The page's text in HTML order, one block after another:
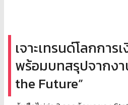
เจาะเทรนด์โลกการ
พร้อมบทสรุปจากงา
the Future”